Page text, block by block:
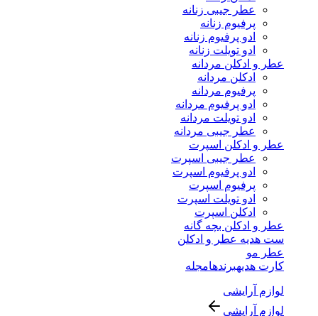
عطر جیبی زنانه
پرفیوم زنانه
ادو پرفیوم زنانه
ادو تویلت زنانه
عطر و ادکلن مردانه
ادکلن مردانه
پرفیوم مردانه
ادو پرفیوم مردانه
ادو تویلت مردانه
عطر جیبی مردانه
عطر و ادکلن اسپرت
عطر جیبی اسپرت
ادو پرفیوم اسپرت
پرفیوم اسپرت
ادو تویلت اسپرت
ادکلن اسپرت
عطر و ادکلن بچه گانه
ست هدیه عطر و ادکلن
عطر مو
کارت هدیهبرندهامجله
لوازم آرایشی
لوازم آرایشی